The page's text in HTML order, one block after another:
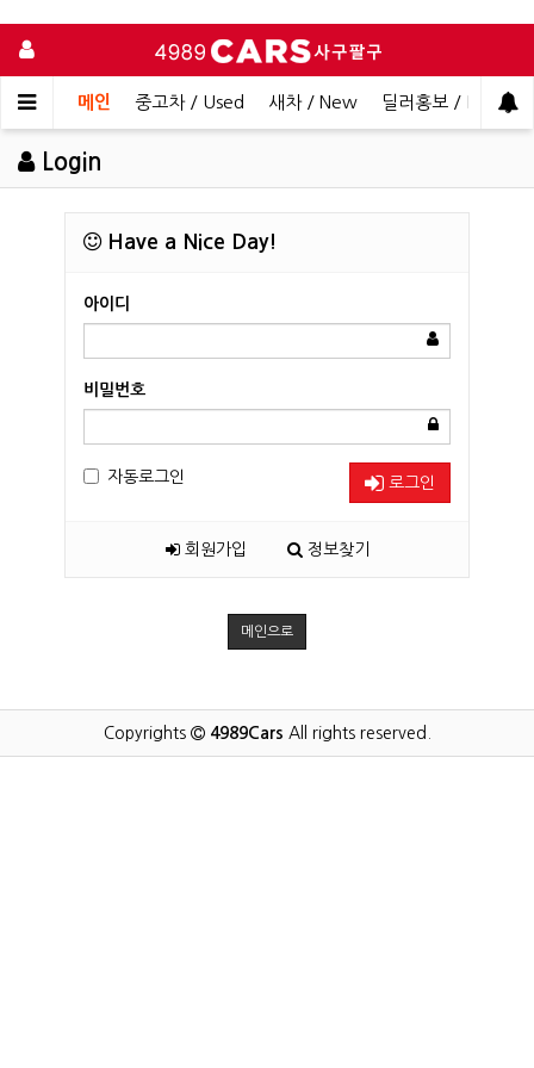
메인 중고차 / Used 새차 / New 딜러홍보 / Dealer
Login
Have a Nice Day!
아이디
비밀번호
자동로그인 로그인
회원가입 정보찾기
메인으로
Copyrights 4989Cars All rights reserved.